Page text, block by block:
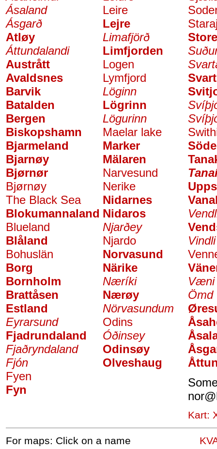
Ásaland
Ásgarð
Atløy
Áttundalandi
Austrått
Avaldsnes
Barvik
Batalden
Bergen
Biskopshamn
Bjarmeland
Bjarnøy
Bjørnør
Bjørnøy
The Black Sea
Blokumannaland
Blueland
Blåland
Bohuslän
Borg
Bornholm
Brattåsen
Estland
Eyrarsund
Fjadrundaland
Fjaðryndaland
Fjón
Fyen
Fyn
Leire
Lejre
Limafjörð
Limfjorden
Logen
Lymfjord
Löginn
Lögrinn
Lögurinn
Maelar lake
Marker
Mälaren
Narvesund
Nerike
Nidarnes
Nidaros
Njarðey
Njardo
Norvasund
Närike
Næríki
Nærøy
Nörvasundum
Odins
Óðinsey
Odinsøy
Olveshaug
Vindli
Væni
Ömd
nor@
Kart:
For maps: Click on a name